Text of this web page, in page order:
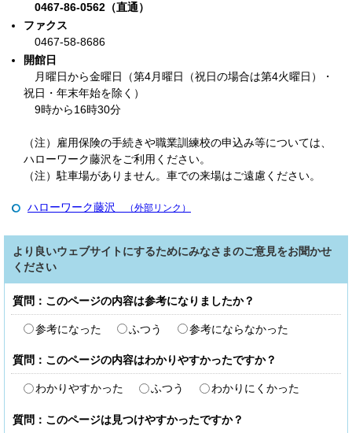
0467-86-0562（直通）
ファクス
0467-58‐8686
開館日
月曜日から金曜日（第4月曜日（祝日の場合は第4火曜日）・
祝日・年末年始を除く）
9時から16時30分
（注）雇用保険の手続きや職業訓練校の申込み等については、
ハローワーク藤沢をご利用ください。
（注）駐車場がありません。車での来場はご遠慮ください。
ハローワーク藤沢 （外部リンク）
より良いウェブサイトにするためにみなさまのご意見をお聞かせ
ください
質問：このページの内容は参考になりましたか？
参考になった ふつう 参考にならなかった
質問：このページの内容はわかりやすかったですか？
わかりやすかった ふつう わかりにくかった
質問：このページは見つけやすかったですか？